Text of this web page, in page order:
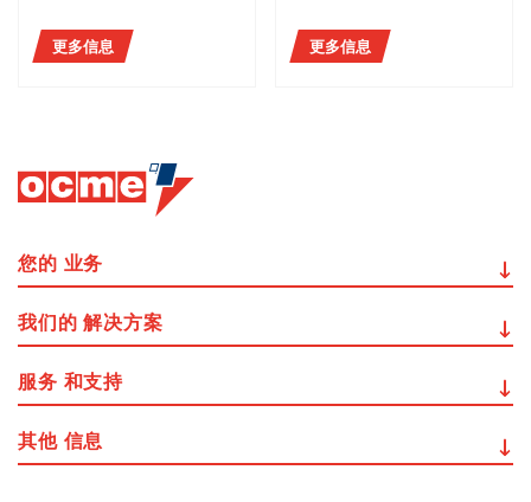
更多信息
更多信息
您的 业务
我们的 解决方案
服务 和支持
其他 信息